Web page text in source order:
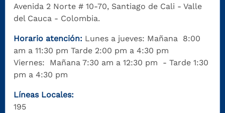
Avenida 2 Norte # 10-70, Santiago de Cali - Valle
del Cauca - Colombia.
Horario atención: Lunes a jueves: Mañana 8:00
am a 11:30 pm Tarde 2:00 pm a 4:30 pm
Viernes: Mañana 7:30 am a 12:30 pm - Tarde 1:30
pm a 4:30 pm
Líneas Locales:
195